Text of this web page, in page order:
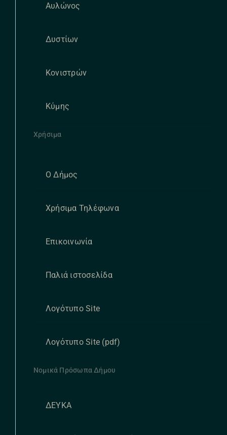
Αυλώνος
Δυστίων
Κονιστρών
Κύμης
Χρήσιμα
Ο Δήμος
Χρήσιμα Τηλέφωνα
Επικοινωνία
Παλιά ιστοσελίδα
Λογότυπο Site
Λογότυπο Site (pdf)
Νομικά Πρόσωπα Δήμου
ΔΕΥΚΑ